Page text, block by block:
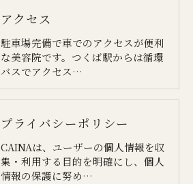
アクセス
駐車場完備で車でのアクセスが便利
な美容院です。つくば駅からは循環
バスでアクセス…
プライバシーポリシー
CAINAは、ユーザーの個人情報を収
集・利用する目的を明確にし、個人
情報の保護に努め…